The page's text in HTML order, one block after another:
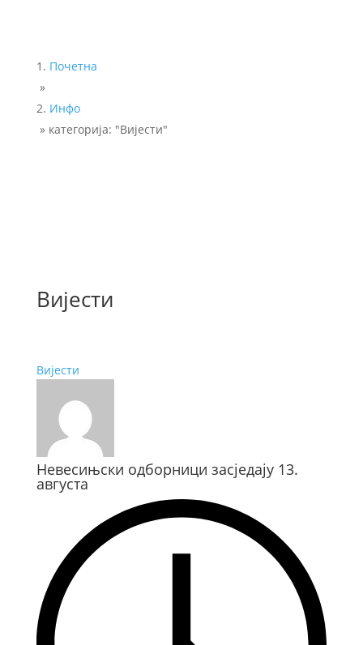
Почетна
»
Инфо
» категорија: "Вијести"
Вијести
Вијести
Невесињски одборници засједају 13.
августа